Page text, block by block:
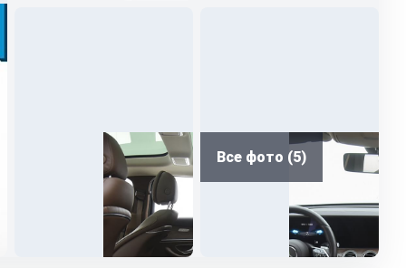
Все фото (5)